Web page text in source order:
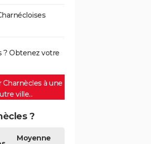
? Obtenez votre
à une
ville...
?
Moyenne